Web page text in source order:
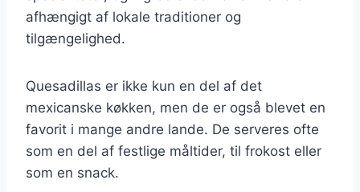
afhængigt af lokale traditioner og
tilgængelighed.
Quesadillas er ikke kun en del af det
mexicanske køkken, men de er også blevet en
favorit i mange andre lande. De serveres ofte
som en del af festlige måltider, til frokost eller
som en snack.